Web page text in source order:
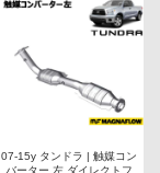
07-15y タンドラ | 触媒コン
バーター 左 ダイレクトフ